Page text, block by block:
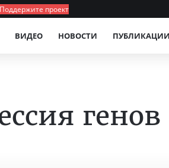
Поддержите проект
ВИДЕО НОВОСТИ ПУБЛИКАЦИИ
генов